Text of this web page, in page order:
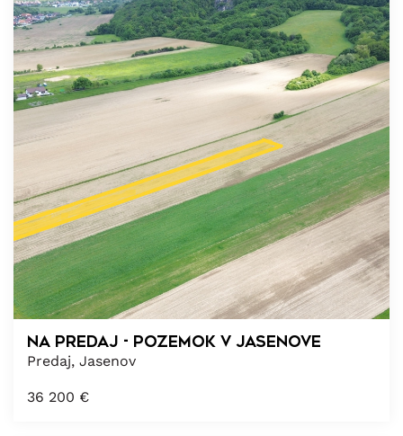
Na predaj - pozemok v Jasenove
Predaj, Jasenov
36 200 €